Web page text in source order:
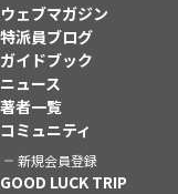
ウェブマガジン
特派員ブログ
ガイドブック
ニュース
著者一覧
コミュニティ
新規会員登録
GOOD LUCK TRIP